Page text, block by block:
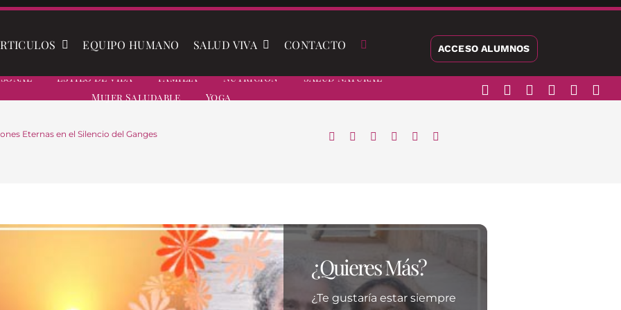
EQUIPO HUMANO SALUD VIVA CONTACTO ACCESO ALUMNOS
Estilo De Vida Familia Nutrición
Salud Natural
Mujer Saludable
Yoga
Eternas en el Silencio del Ganges
¿Quieres Más?
¿Te gustaría estar siempre